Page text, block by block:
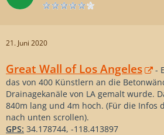
21. Juni 2020
Great Wall of Los Angeles
-
das von 400 Künstlern an die
Drainagekanäle von LA gemalt wurde.
840m lang und 4m hoch. (Für die Infos
nach unten scrollen).
GPS: 34.178744, -118.413897